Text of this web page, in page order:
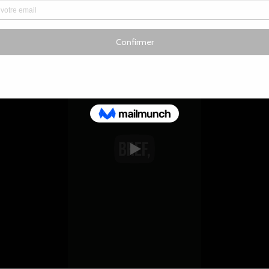
arrivent aussi pour découvrir l’univers, les personnages,